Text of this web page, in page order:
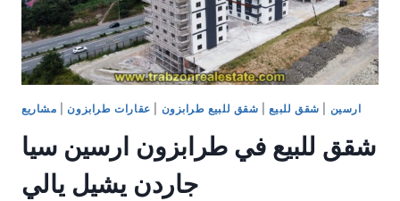
ارسين شقق للبيع| شقق للبيع طرابزون عقارات طرابزون| مشاريع
شقق للبيع في طرابزون ارسين سيا
جاردن يشيل يالي